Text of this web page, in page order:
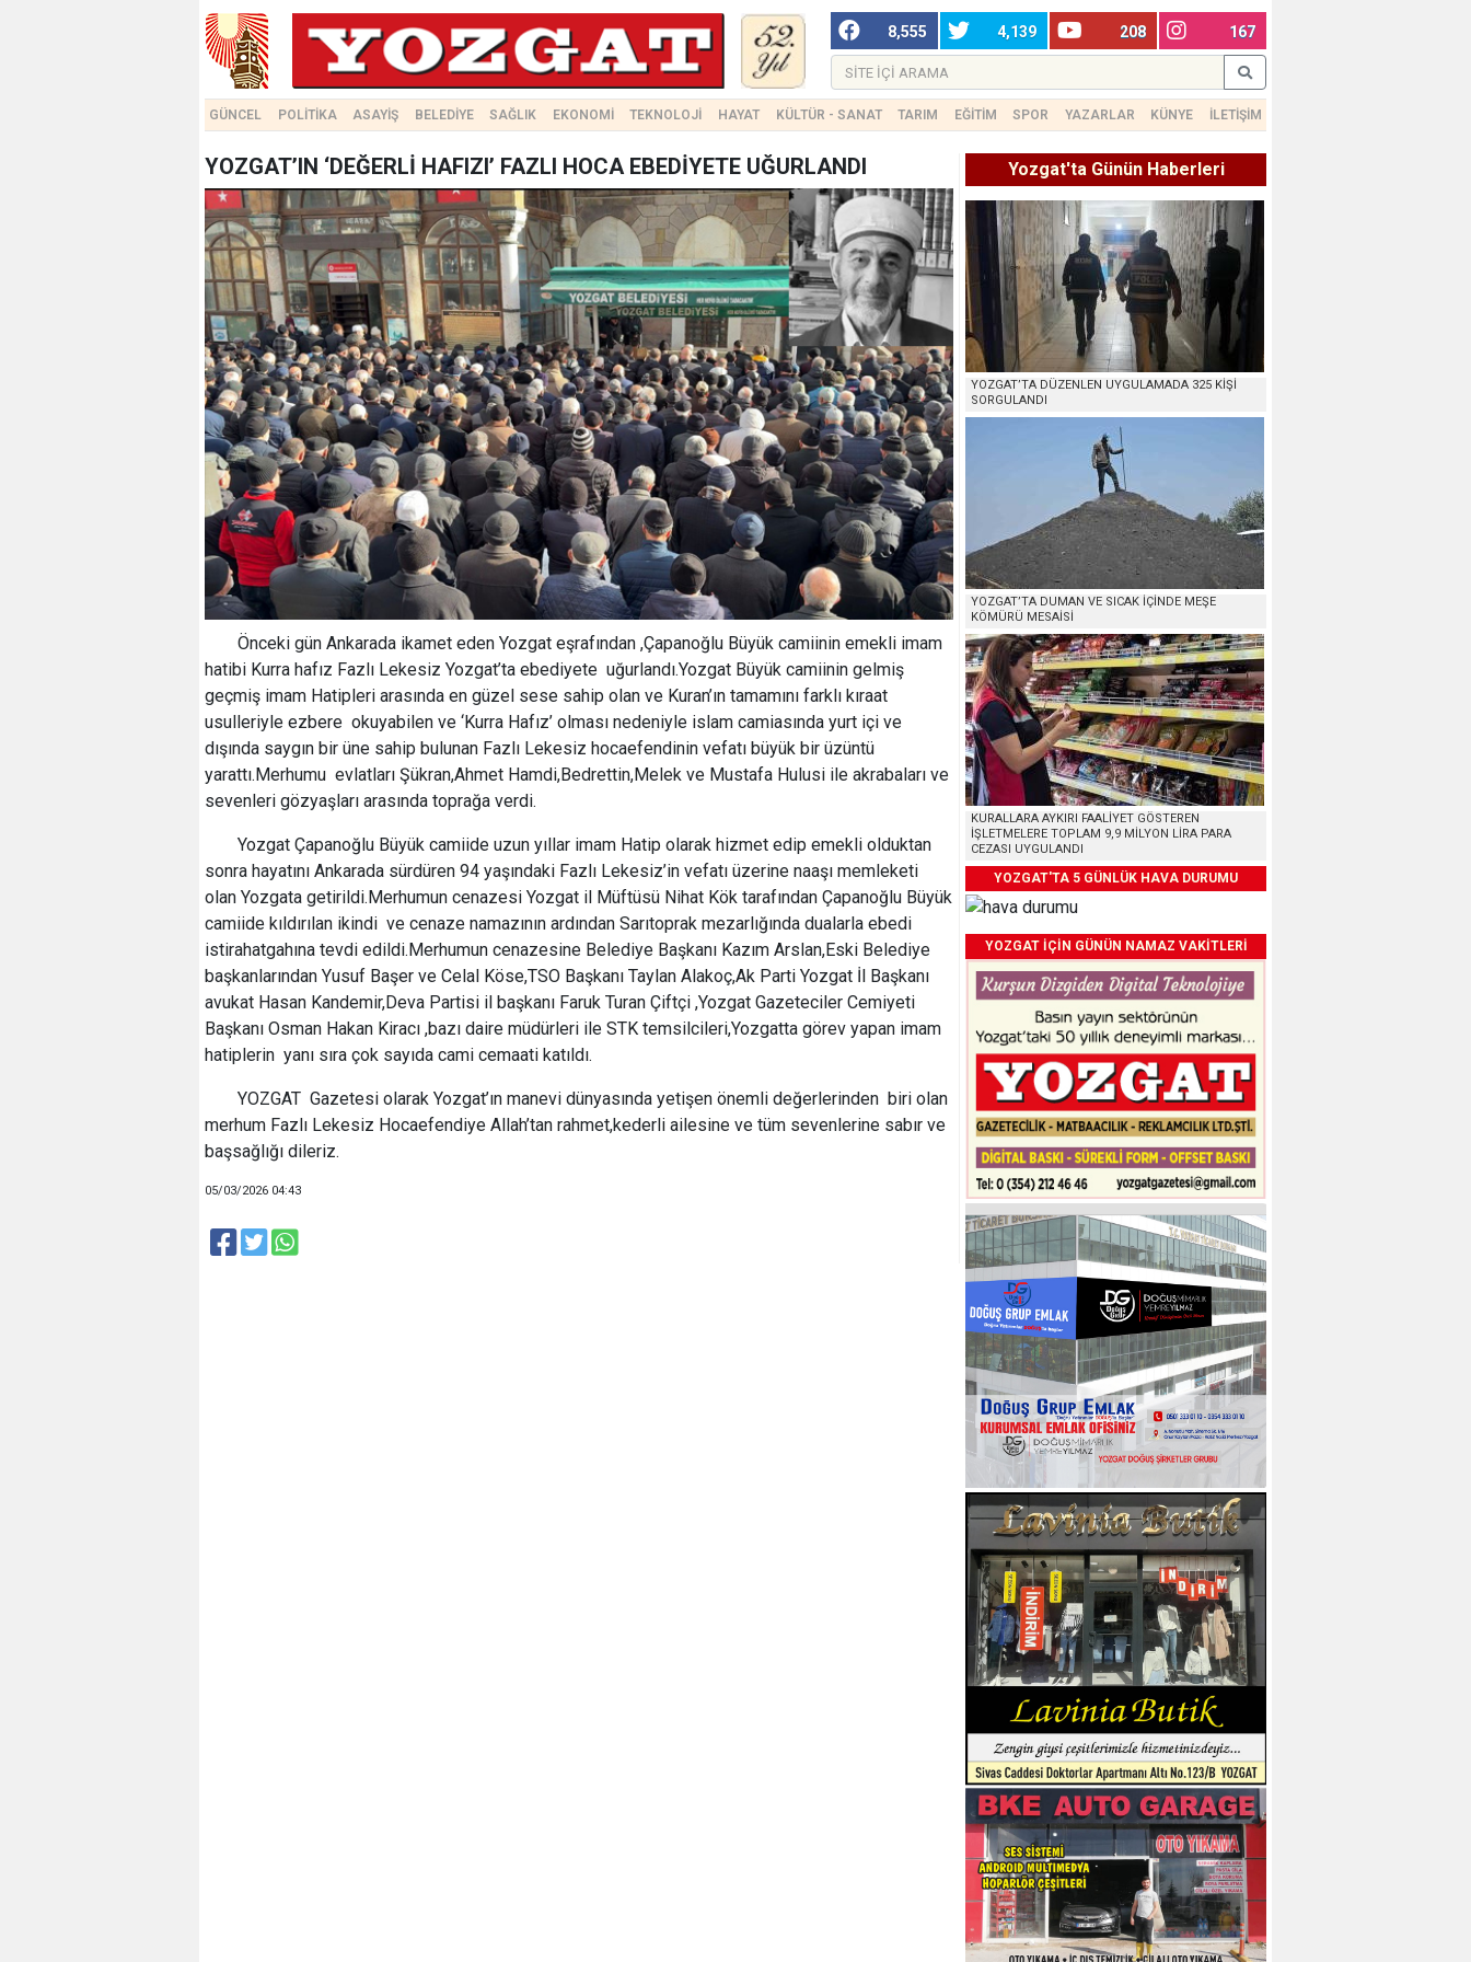
8,555 4,139 208 167
GÜNCEL POLİTİKA ASAYİŞ BELEDİYE SAĞLIK EKONOMİ TEKNOLOJİ HAYAT KÜLTÜR - SANAT TARIM EĞİTİM SPOR YAZARLAR KÜNYE İLETİŞİM
YOZGAT’IN ‘DEĞERLİ HAFIZI’ FAZLI HOCA EBEDİYETE UĞURLANDI
Önceki gün Ankarada ikamet eden Yozgat eşrafından ,Çapanoğlu Büyük camiinin emekli imam
hatibi Kurra hafız Fazlı Lekesiz Yozgat’ta ebediyete uğurlandı.Yozgat Büyük camiinin gelmiş
geçmiş imam Hatipleri arasında en güzel sese sahip olan ve Kuran’ın tamamını farklı kıraat
usulleriyle ezbere okuyabilen ve ‘Kurra Hafız’ olması nedeniyle islam camiasında yurt içi ve
dışında saygın bir üne sahip bulunan Fazlı Lekesiz hocaefendinin vefatı büyük bir üzüntü
yarattı.Merhumu evlatları Şükran,Ahmet Hamdi,Bedrettin,Melek ve Mustafa Hulusi ile akrabaları ve
sevenleri gözyaşları arasında toprağa verdi.
Yozgat Çapanoğlu Büyük camiide uzun yıllar imam Hatip olarak hizmet edip emekli olduktan
sonra hayatını Ankarada sürdüren 94 yaşındaki Fazlı Lekesiz’in vefatı üzerine naaşı memleketi
olan Yozgata getirildi.Merhumun cenazesi Yozgat il Müftüsü Nihat Kök tarafından Çapanoğlu Büyük
camiide kıldırılan ikindi ve cenaze namazının ardından Sarıtoprak mezarlığında dualarla ebedi
istirahatgahına tevdi edildi.Merhumun cenazesine Belediye Başkanı Kazım Arslan,Eski Belediye
başkanlarından Yusuf Başer ve Celal Köse,TSO Başkanı Taylan Alakoç,Ak Parti Yozgat İl Başkanı
avukat Hasan Kandemir,Deva Partisi il başkanı Faruk Turan Çiftçi ,Yozgat Gazeteciler Cemiyeti
Başkanı Osman Hakan Kiracı ,bazı daire müdürleri ile STK temsilcileri,Yozgatta görev yapan imam
hatiplerin yanı sıra çok sayıda cami cemaati katıldı.
YOZGAT Gazetesi olarak Yozgat’ın manevi dünyasında yetişen önemli değerlerinden biri olan
merhum Fazlı Lekesiz Hocaefendiye Allah’tan rahmet,kederli ailesine ve tüm sevenlerine sabır ve
başsağlığı dileriz.
05/03/2026 04:43
Yozgat'ta Günün Haberleri
YOZGAT’TA DÜZENLEN UYGULAMADA 325 KİŞİ
SORGULANDI
YOZGAT’TA DUMAN VE SICAK İÇİNDE MEŞE
KÖMÜRÜ MESAİSİ
KURALLARA AYKIRI FAALİYET GÖSTEREN
İŞLETMELERE TOPLAM 9,9 MİLYON LİRA PARA
CEZASI UYGULANDI
YOZGAT'TA 5 GÜNLÜK HAVA DURUMU
YOZGAT İÇİN GÜNÜN NAMAZ VAKİTLERİ